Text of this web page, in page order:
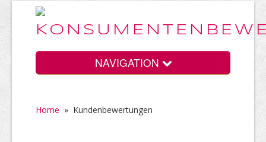
NAVIGATION
Home
Home » Kundenbewertungen